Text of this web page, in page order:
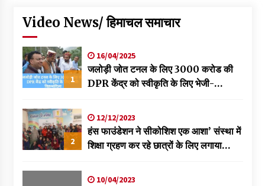
Video News/ हिमाचल समाचार
1
16/04/2025
जलोड़ी जोत टनल के लिए 3000 करोड की
DPR केंद्र को स्वीकृति के लिए भेजी-
2
12/12/2023
हंस फाउंडेशन ने सीकोशिश एक आशा’ संस्था में
शिक्षा ग्रहण कर रहे छात्रों के लिए लगाया
10/04/2023